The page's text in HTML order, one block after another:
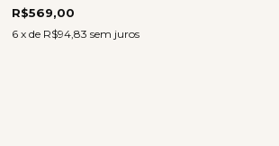
R$569,00
6 x de R$94,83 sem juros